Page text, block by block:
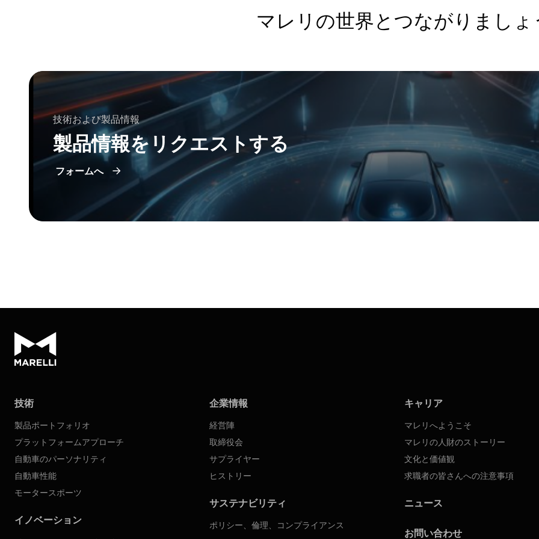
マレリの世界とつながりましょ
技術および製品情報
製品情報をリクエストする
フォームへ
技術
製品ポートフォリオ
プラットフォームアプローチ
自動車のパーソナリティ
自動車性能
モータースポーツ
イノベーション
企業情報
経営陣
取締役会
サプライヤー
ヒストリー
サステナビリティ
ポリシー、倫理、コンプライアンス
キャリア
マレリへようこそ
マレリの人財のストーリー
文化と価値観
求職者の皆さんへの注意事項
ニュース
お問い合わせ